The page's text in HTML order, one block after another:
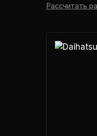
Рассчитать